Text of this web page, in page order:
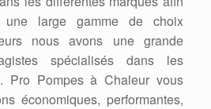
large gamme de choix
nous avons une grande
spécialisés dans les
Pro Pompes à Chaleur vous
économiques, performantes,